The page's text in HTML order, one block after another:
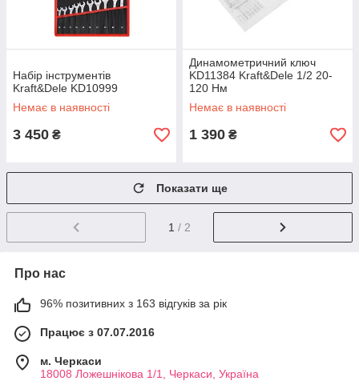
Набір інструментів
Kraft&Dele KD10999
Немає в наявності
3 450 ₴
Динамометричний ключ
KD11384 Kraft&Dele 1/2 20-
120 Нм
Немає в наявності
1 390 ₴
Показати ще
1 / 2
Про нас
96% позитивних з 163 відгуків за рік
Працює з 07.07.2016
м. Черкаси
18008 Ложешнікова 1/1, Черкаси, Україна